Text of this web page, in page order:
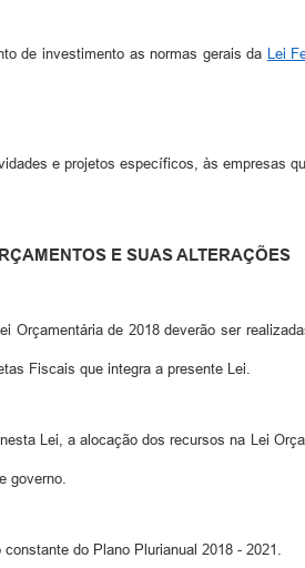
de investimento as normas gerais da Lei
e projetos específicos, às empresas
E SUAS ALTERAÇÕES
Orçamentária de 2018 deverão ser
Fiscais que integra a presente Lei.
Lei, a alocação dos recursos na Lei
governo.
do Plano Plurianual 2018 - 2021.